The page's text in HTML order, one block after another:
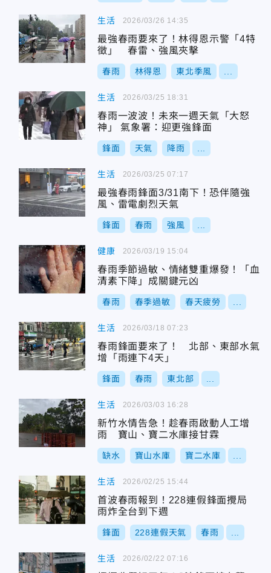
生活
最強春雨要來了！林得恩示警「4特
徵」 春雷、強風夾擊
春雨 林得恩 東北季風
2026/03/26 14:35
生活
春雨一波波！未來一週天氣「大怒
神」 氣象署：迎更強鋒面
鋒面 天氣 降雨
2026/03/25 18:31
生活
最強春雨鋒面3/31南下！恐伴隨強
風、雷電劇烈天氣
鋒面 春雨 強風
2026/03/25 07:17
健康
春雨季節過敏、情緒雙重爆發！「血
清素下降」成關鍵元凶
春雨 春季過敏 春天疲勞
2026/03/19 15:04
生活
春雨鋒面要來了！ 北部、東部水氣
增「雨連下4天」
鋒面 春雨 東北部
2026/03/18 07:23
生活
新竹水情告急！趁春雨啟動人工增
雨 寶山、寶二水庫接甘霖
缺水 寶山水庫 寶二水庫
2026/03/03 16:28
生活
首波春雨報到！228連假鋒面攪局
雨炸全台到下週
鋒面 228連假天氣 春雨
2026/02/25 15:44
生活 2026/02/22 07:16